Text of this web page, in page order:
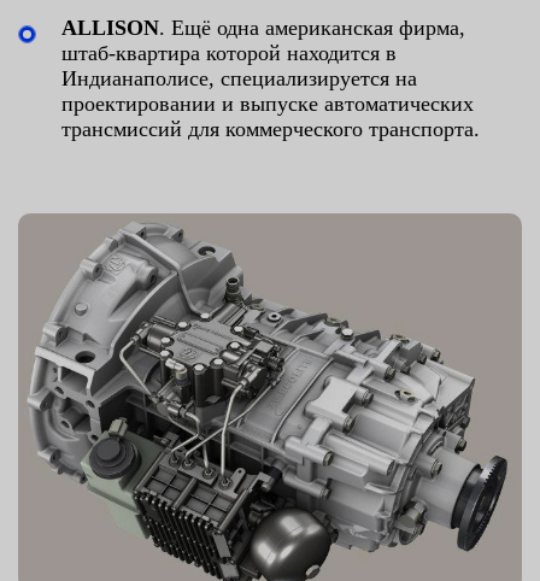
ALLISON. Ещё одна американская фирма,
штаб-квартира которой находится в
Индианаполисе, специализируется на
проектировании и выпуске автоматических
трансмиссий для коммерческого транспорта.